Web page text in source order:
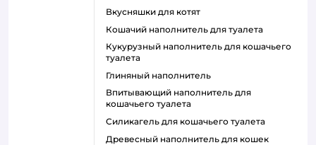
вкусняшки для котят
кошачий наполнитель для туалета
кукурузный наполнитель для кошачьего
туалета
глиняный наполнитель
впитывающий наполнитель для
кошачьего туалета
силикагель для кошачьего туалета
древесный наполнитель для кошек